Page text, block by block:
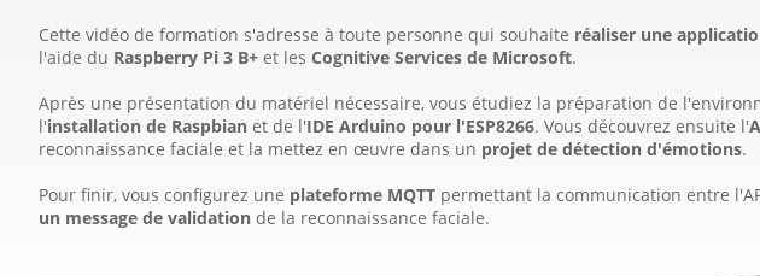
Cette vidéo de formation s'adresse à toute personne qui souhaite réaliser une
l'aide du Raspberry Pi 3 B+ et les Cognitive Services de Microsoft.
Après une présentation du matériel nécessaire, vous étudiez la préparation de
l'installation de Raspbian et de l'IDE Arduino pour l'ESP8266. Vous découvrez ensuite l'
reconnaissance faciale et la mettez en œuvre dans un projet de détection d'émotions.
Pour finir, vous configurez une plateforme MQTT permettant la communication entre
un message de validation de la reconnaissance faciale.